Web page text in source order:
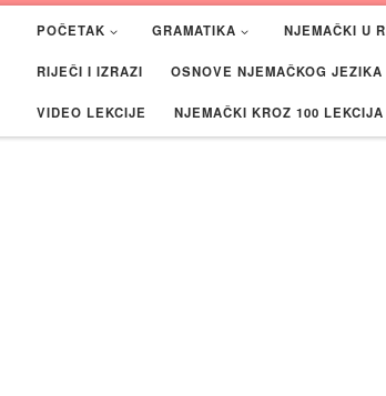
POČETAK GRAMATIKA NJEMAČKI U
RIJEČI I IZRAZI OSNOVE NJEMAČKOG
VIDEO LEKCIJE NJEMAČKI KROZ 100 LEKCIJA